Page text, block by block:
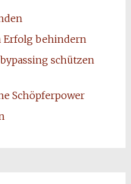
Erfolg behindern
schützen
Schöpferpower